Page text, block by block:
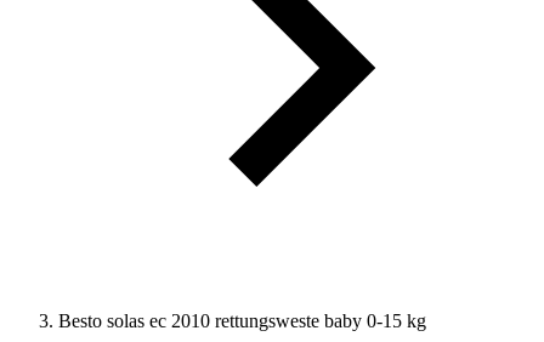
Besto solas ec 2010 rettungsweste baby 0-15 kg